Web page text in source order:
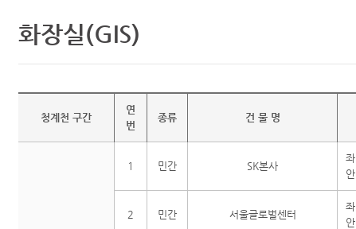
화장실(GIS)
청계천 구간
연
번
종류 건 물 명
1 민간 SK본사
좌
안
2 민간 서울글로벌센터
좌
안